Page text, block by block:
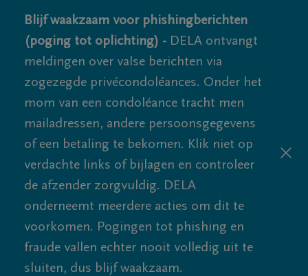
Blijf waakzaam voor phishingberichten
(poging tot oplichting) - DELA ontvangt
meldingen over valse berichten via
zogezegde privécondoléances. Onder het
mom van een condoléance tracht men
mailadressen, andere persoonsgegevens
of een betaling te bekomen. Klik niet op
verdachte links of bijlagen en controleer
de afzender zorgvuldig. DELA
onderneemt meerdere acties om dit te
voorkomen. Pogingen tot phishing en
fraude vallen echter nooit volledig uit te
sluiten, dus blijf waakzaam.